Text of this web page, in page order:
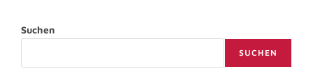
Suchen
SUCHEN